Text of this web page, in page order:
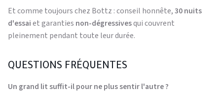
Et comme toujours chez Bottz : conseil honnête,30 nuits
d'essaiet garanties non-dégressivesqui couvrent
pleinement pendant toute leur durée.
QUESTIONS FRÉQUENTES
Un grand lit suffit-il pour ne plus sentir l'autre ?